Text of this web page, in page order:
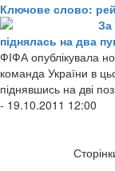
Ключове слово:
За
піднялась на два
ФІФА опублікувала
команда України в
піднявшись на дві
- 19.10.2011 12:00